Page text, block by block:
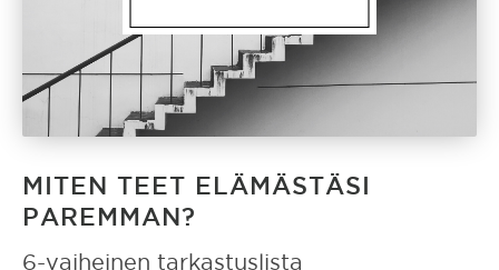
MITEN TEET ELÄMÄSTÄSI
PAREMMAN?
6-vaiheinen tarkastuslista